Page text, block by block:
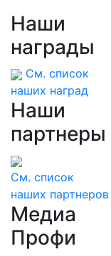
Наши
награды
См. список
наших наград
Наши
партнеры
См. список
наших партнеров
Медиа
Профи